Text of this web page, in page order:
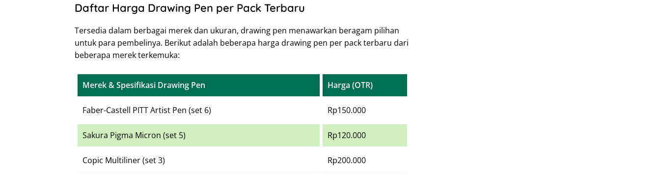
Daftar Harga Drawing Pen per Pack Terbaru
Tersedia dalam berbagai merek dan ukuran, drawing pen menawarkan beragam pilihan
untuk para pembelinya. Berikut adalah beberapa harga drawing pen per pack terbaru dari
beberapa merek terkemuka:
Merek & Spesifikasi Drawing Pen Harga (OTR)
Faber-Castell PITT Artist Pen (set 6) Rp150.000
Sakura Pigma Micron (set 5) Rp120.000
Copic Multiliner (set 3) Rp200.000